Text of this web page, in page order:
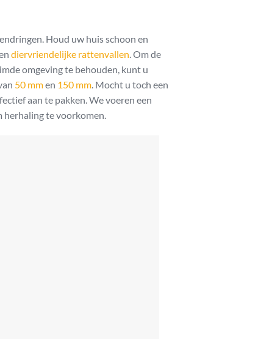
Houd uw huis schoon en
diervriendelijke rattenvallen. Om de
omgeving te behouden, kunt u
50 mmen 150 mm. Mocht u toch een
aan te pakken. We voeren een
herhaling te voorkomen.